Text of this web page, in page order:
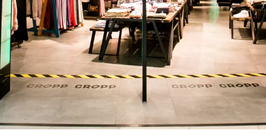
Seznam prodejen